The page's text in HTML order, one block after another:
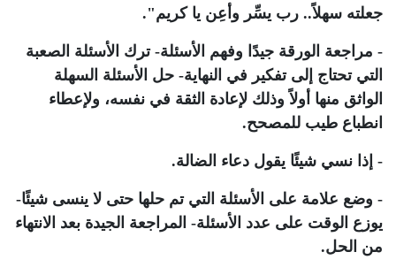
جعلته سهلاً.. رب يسِّر وأعِن يا كريم".
- مراجعة الورقة جيدًا وفهم الأسئلة- ترك الأسئلة الصعبة
التي تحتاج إلى تفكير في النهاية- حل الأسئلة السهلة
الواثق منها أولاً وذلك لإعادة الثقة في نفسه، ولإعطاء
انطباع طيب للمصحح.
- إذا نسي شيئًا يقول دعاء الضالة.
- وضع علامة على الأسئلة التي تم حلها حتى لا ينسى شيئًا-
يوزع الوقت على عدد الأسئلة- المراجعة الجيدة بعد الانتهاء
من الحل.